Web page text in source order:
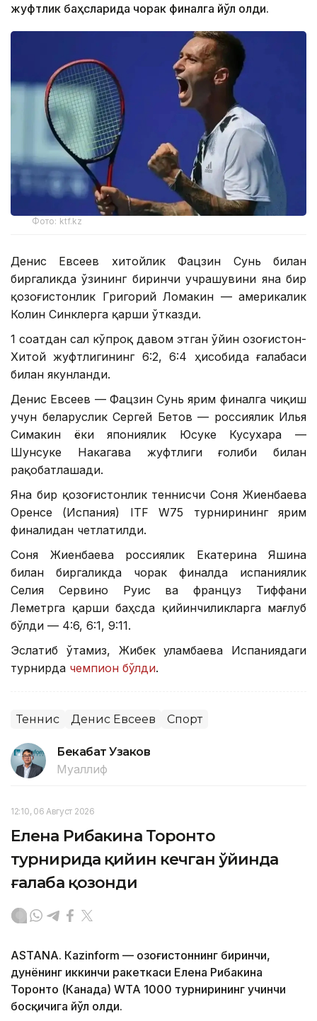
жуфтлик баҳсларида чорак финалга йўл олди.
Фото: ktf.kz
Денис Евсеев хитойлик Фацзин Сунь билан
биргаликда ўзининг биринчи учрашувини яна бир
қозоғистонлик Григорий Ломакин — америкалик
Колин Синклерга қарши ўтказди.
1 соатдан сал кўпроқ давом этган ўйин Қозоғистон-
Хитой жуфтлигининг 6:2, 6:4 ҳисобида ғалабаси
билан якунланди.
Денис Евсеев — Фацзин Сунь ярим финалга чиқиш
учун беларуслик Сергей Бетов — россиялик Илья
Симакин ёки япониялик Юсуке Кусухара —
Шунсуке Накагава жуфтлиги ғолиби билан
рақобатлашади.
Яна бир қозоғистонлик теннисчи Соня Жиенбаева
Оренсе (Испания) ITF W75 турнирининг ярим
финалидан четлатилди.
Соня Жиенбаева россиялик Екатерина Яшина
билан биргаликда чорак финалда испаниялик
Селия Сервино Руис ва француз Тиффани
Леметрга қарши баҳсда қийинчиликларга мағлуб
бўлди — 4:6, 6:1, 9:11.
Эслатиб ўтамиз, Жибек Қуламбаева Испаниядаги
турнирда чемпион бўлди.
Теннис Денис Евсеев Спорт
Бекабат Узаков
Муаллиф
12:10, 06 Август 2026
Елена Рибакина Торонто
турнирида қийин кечган ўйинда
ғалаба қозонди
ASTANА. Кazinform — Қозоғистоннинг биринчи,
дунёнинг иккинчи ракеткаси Елена Рибакина
Торонто (Канада) WТА 1000 турнирининг учинчи
босқичига йўл олди.